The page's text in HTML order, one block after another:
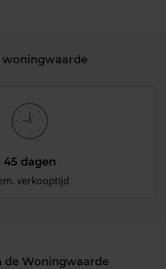
45 dagen
verkooptijd
de Woningwaarde